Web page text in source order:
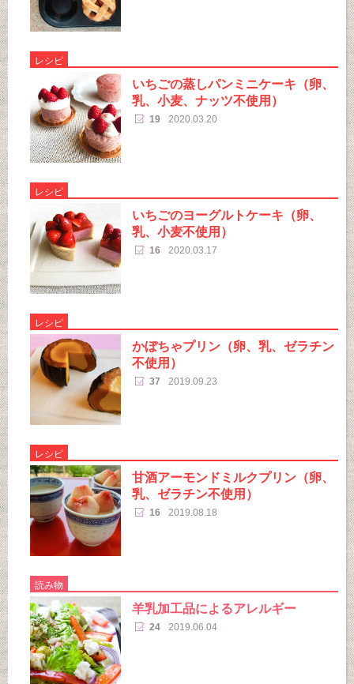
レシピ
いちごの蒸しパンミニケーキ（卵、
乳、小麦、ナッツ不使用）
19 2020.03.20
レシピ
いちごのヨーグルトケーキ（卵、
乳、小麦不使用）
16 2020.03.17
レシピ
かぼちゃプリン（卵、乳、ゼラチン
不使用）
37 2019.09.23
レシピ
甘酒アーモンドミルクプリン（卵、
乳、ゼラチン不使用）
16 2019.08.18
読み物
羊乳加工品によるアレルギー
24 2019.06.04